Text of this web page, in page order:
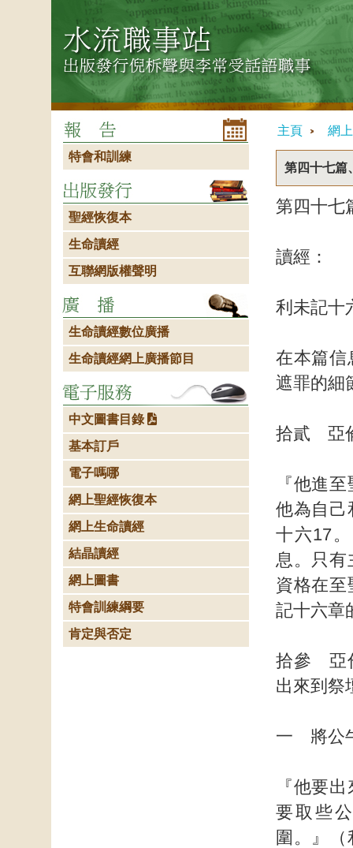
主頁 網
第四十七篇
第四十
讀經：
利未記十
在本篇信
遮罪的細
拾貳 亞
『他進
他為自己
十六17
息。只有
資格在至
記十六章
拾參 亞
出來到祭
一 將公
『他要
要取些
圍。』
特會和訓練
聖經恢復本
生命讀經
互聯網版權聲明
生命讀經數位廣播
生命讀經網上廣播節目
中文圖書目錄
基本訂戶
電子嗎哪
網上聖經恢復本
網上生命讀經
結晶讀經
網上圖書
特會訓練綱要
肯定與否定